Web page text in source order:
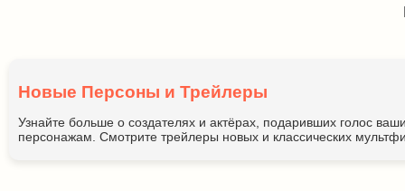
Новые Персоны и Трейлеры
Узнайте больше о создателях и актёрах, подаривших голос
персонажам. Смотрите трейлеры новых и классических